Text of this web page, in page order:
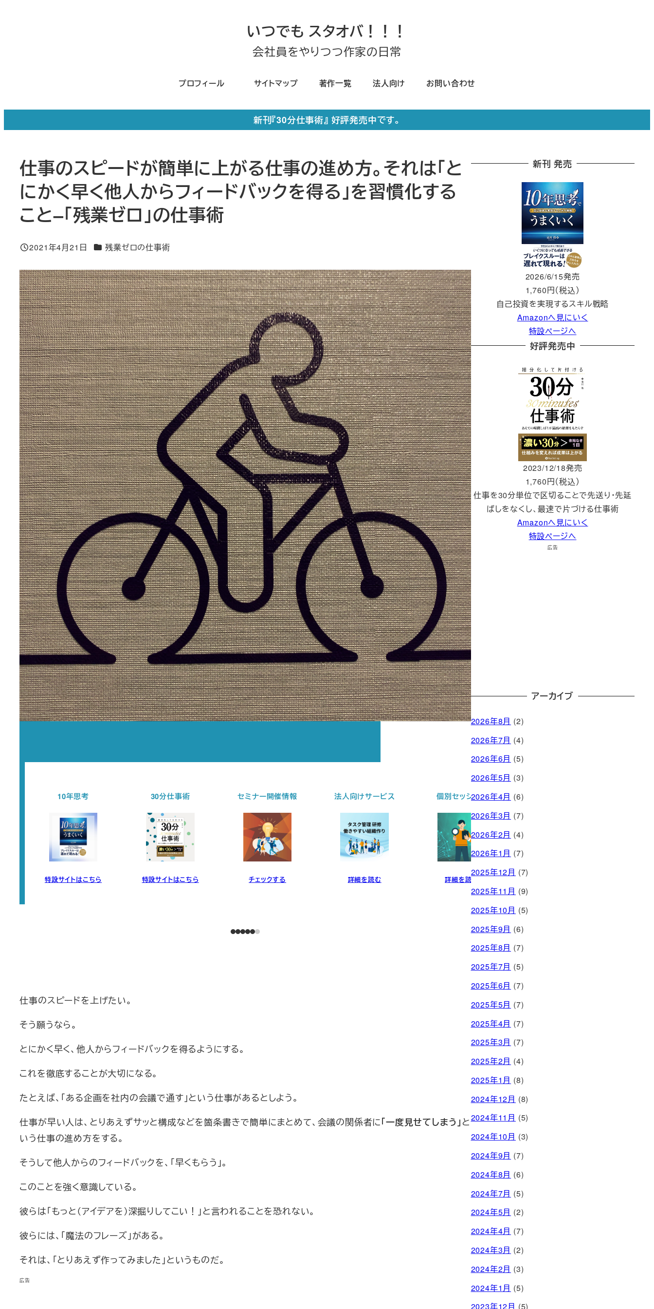
いつでも スタオバ！！！
会社員をやりつつ作家の日常
プロフィール サイトマップ 著作一覧 法人向け お問い合わせ
新刊『30分仕事術』 好評発売中です。
仕事のスピードが簡単に上がる仕事の進め方。それは「と
にかく早く他人からフィードバックを得る」を習慣化する
こと–「残業ゼロ」の仕事術
投稿日
2021年4月21日 カテゴリー
残業ゼロの仕事術
10年思考
特設サイトはこちら
30分仕事術
特設サイトはこちら
セミナー開催情報
チェックする
法人向けサービス
詳細を読む
個別セッション
詳細を読む
仕事のスピードを上げたい。
そう願うなら。
とにかく早く、他人からフィードバックを得るようにする。
これを徹底することが大切になる。
たとえば、「ある企画を社内の会議で通す」という仕事があるとしよう。
仕事が早い人は、とりあえずサッと構成などを箇条書きで簡単にまとめて、会議の関係者に「一度見せてしまう」と
いう仕事の進め方をする。
そうして他人からのフィードバックを、「早くもらう」。
このことを強く意識している。
彼らは「もっと（アイデアを）深掘りしてこい！」と言われることを恐れない。
彼らには、「魔法のフレーズ」がある。
それは、「とりあえず作ってみました」というものだ。
広告
新刊 発売
2026/6/15発売
1,760円（税込）
自己投資を実現するスキル戦略
Amazonへ見にいく
特設ページへ
好評発売中
2023/12/18発売
1,760円（税込）
仕事を30分単位で区切ることで先送り・先延
ばしをなくし、最速で片づける仕事術
Amazonへ見にいく
特設ページへ
広告
アーカイブ
2026年8月 (2)
2026年7月 (4)
2026年6月 (5)
2026年5月 (3)
2026年4月 (6)
2026年3月 (7)
2026年2月 (4)
2026年1月 (7)
2025年12月 (7)
2025年11月 (9)
2025年10月 (5)
2025年9月 (6)
2025年8月 (7)
2025年7月 (5)
2025年6月 (7)
2025年5月 (7)
2025年4月 (7)
2025年3月 (7)
2025年2月 (4)
2025年1月 (8)
2024年12月 (8)
2024年11月 (5)
2024年10月 (3)
2024年9月 (7)
2024年8月 (6)
2024年7月 (5)
2024年5月 (2)
2024年4月 (7)
2024年3月 (2)
2024年2月 (3)
2024年1月 (5)
2023年12月 (5)